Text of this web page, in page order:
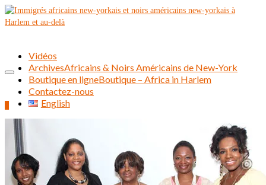
Rechercher :
Vidéos
ArchivesAfricains & Noirs Américains de New-York
Boutique en ligneBoutique – Africa in Harlem
Contactez-nous
English